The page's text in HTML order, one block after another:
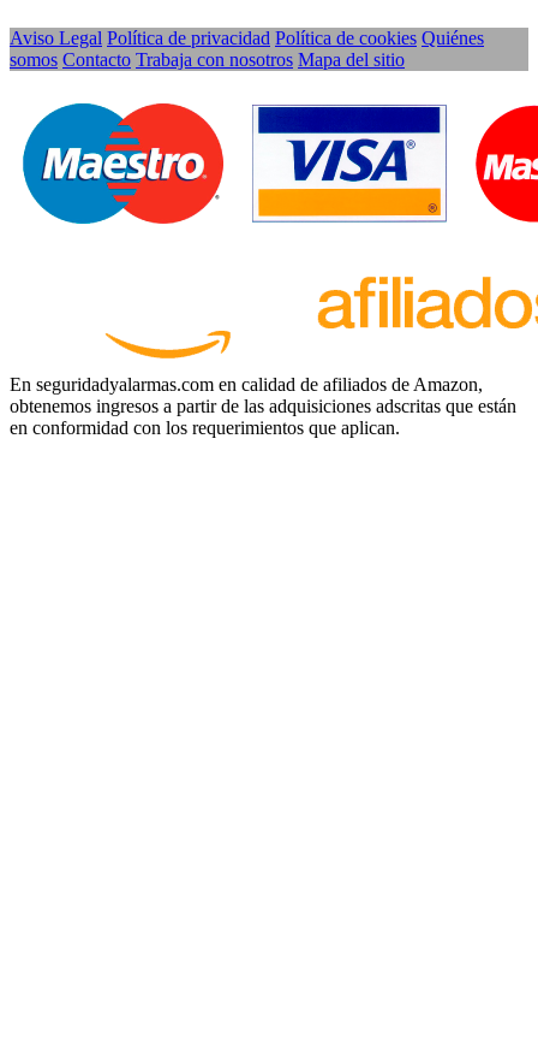
Aviso Legal Política de privacidad Política de cookies Quiénes
somos Contacto Trabaja con nosotros Mapa del sitio
En seguridadyalarmas.com en calidad de afiliados de Amazon,
obtenemos ingresos a partir de las adquisiciones adscritas que están
en conformidad con los requerimientos que aplican.